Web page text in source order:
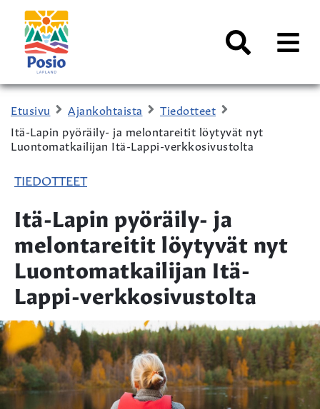
Siirry sisältöön
Kaupungin
logo
AVAA
Etusivu Ajankohtaista
Tiedotteet
Itä-Lapin pyöräily- ja melontareitit löytyvät nyt
Luontomatkailijan Itä-Lappi-verkkosivustolta
TIEDOTTEET
Itä-Lapin pyöräily- ja
melontareitit löytyvät nyt
Luontomatkailijan Itä-
Lappi-verkkosivustolta